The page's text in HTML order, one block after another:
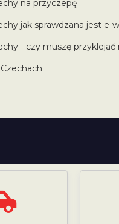
na przyczepę
jak sprawdzana jest e-
- czy muszę przyklejać